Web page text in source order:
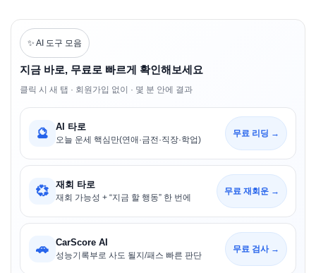
✨ AI 도구 모음
지금 바로, 무료로 빠르게 확인해보세요
클릭 시 새 탭 · 회원가입 없이 · 몇 분 안에 결과
🔮 AI 타로
오늘 운세 핵심만(연애·금전·직장·학업)
무료 리딩 →
💞 재회 타로
재회 가능성 + “지금 할 행동” 한 번에
무료 재회운 →
🚗 CarScore AI
성능기록부로 사도 될지/패스 빠른 판단
무료 검사 →